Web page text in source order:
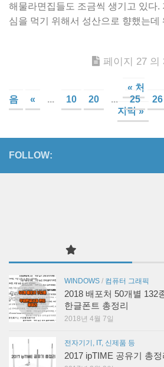
해물라면집들도 조금씩 생기고 있다.
심을 먹기 위해서 성산으로 향했는데
페이지 27 의
« 처
음
« ... 10 20 ... 25 26
지막 »
FOLLOW:
WINDOWS / 컴퓨터 그래픽
2018 배포처 50개별 132
한글폰트 총정리
2018년 4월 7일
전자기기, IT, 신제품 등
2017 ipTIME 공유기 총